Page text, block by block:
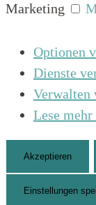
Marketing
Optionen
Dienste
Verwalten
Lese
Akzeptieren
Einstellungen